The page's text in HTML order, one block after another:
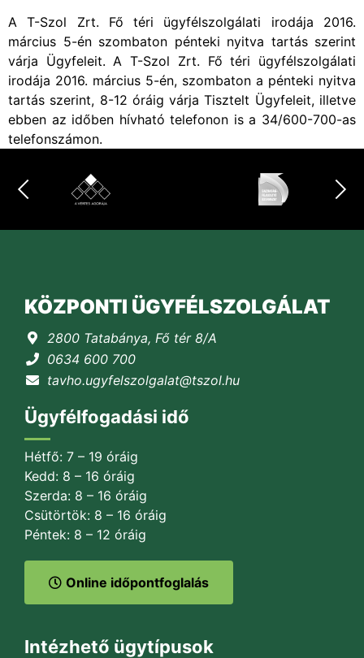
A T-Szol Zrt. Fő téri ügyfélszolgálati irodája 2016.
március 5-én szombaton pénteki nyitva tartás szerint
várja Ügyfeleit. A T-Szol Zrt. Fő téri ügyfélszolgálati
irodája 2016. március 5-én, szombaton a pénteki nyitva
tartás szerint, 8-12 óráig várja Tisztelt Ügyfeleit, illetve
ebben az időben hívható telefonon is a 34/600-700-as
telefonszámon.
KÖZPONTI ÜGYFÉLSZOLGÁLAT
2800 Tatabánya, Fő tér 8/A
0634 600 700
tavho.ugyfelszolgalat@tszol.hu
Ügyfélfogadási idő
Hétfő: 7 – 19 óráig
Kedd: 8 – 16 óráig
Szerda: 8 – 16 óráig
Csütörtök: 8 – 16 óráig
Péntek: 8 – 12 óráig
Online időpontfoglalás
Intézhető ügytípusok